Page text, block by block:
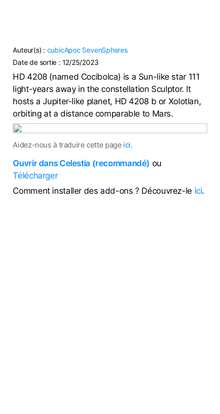
Auteur(s) : cubicApoc SevenSpheres
Date de sortie : 12/25/2023
HD 4208 (named Cocibolca) is a Sun-like star 111
light-years away in the constellation Sculptor. It
hosts a Jupiter-like planet, HD 4208 b or Xolotlan,
orbiting at a distance comparable to Mars.
Aidez-nous à traduire cette page ici.
Ouvrir dans Celestia (recommandé) ou
Télécharger
Comment installer des add-ons ? Découvrez-le ici.